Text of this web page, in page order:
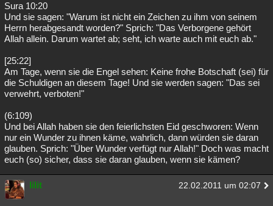
Sura 10:20
Und sie sagen: "Warum ist nicht ein Zeichen zu ihm von seinem
Herrn herabgesandt worden?" Sprich: "Das Verborgene gehört
Allah allein. Darum wartet ab; seht, ich warte auch mit euch ab."
[25:22]
Am Tage, wenn sie die Engel sehen: Keine frohe Botschaft (sei) für
die Schuldigen an diesem Tage! Und sie werden sagen: "Das sei
verwehrt, verboten!"
(6:109)
Und bei Allah haben sie den feierlichsten Eid geschworen: Wenn
nur ein Wunder zu ihnen käme, wahrlich, dann würden sie daran
glauben. Sprich: "Über Wunder verfügt nur Allah!" Doch was macht
euch (so) sicher, dass sie daran glauben, wenn sie kämen?
lilit 22.02.2011 um 02:07